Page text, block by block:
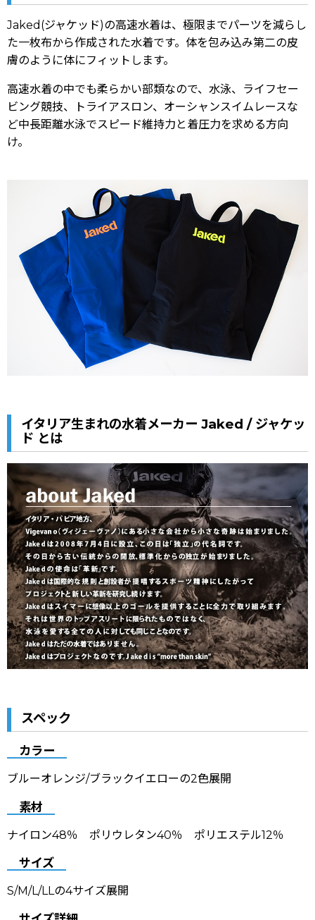
Jaked(ジャケッド)の高速水着は、極限までパーツを減らし
た一枚布から作成された水着です。体を包み込み第二の皮
膚のように体にフィットします。
高速水着の中でも柔らかい部類なので、水泳、ライフセー
ビング競技、トライアスロン、オーシャンスイムレースな
ど中長距離水泳でスピード維持力と着圧力を求める方向
け。
イタリア生まれの水着メーカー Jaked / ジャケッ
ド とは
スペック
カラー
ブルーオレンジ/ブラックイエローの2色展開
素材
ナイロン48％ ポリウレタン40％ ポリエステル12％
サイズ
S/M/L/LLの4サイズ展開